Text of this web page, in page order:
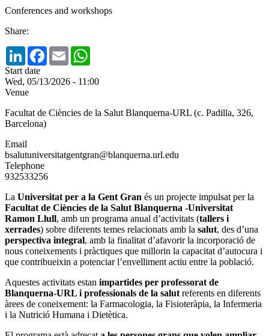
Conferences and workshops
Share:
LinkedInFacebook
Email
Start date
Wed, 05/13/2026 - 11:00
Venue
Facultat de Ciències de la Salut Blanquerna-URL (c. Padilla, 326,
Barcelona)
Email
bsalutuniversitatgentgran@blanquerna.url.edu
Telephone
932533256
La Universitat per a la Gent Gran és un projecte impulsat per la
Facultat de Ciències de la Salut Blanquerna -Universitat
Ramon Llull, amb un programa anual d’activitats (tallers i
xerrades) sobre diferents temes relacionats amb la salut, des d’una
perspectiva integral, amb la finalitat d’afavorir la incorporació de
nous coneixements i pràctiques que millorin la capacitat d’autocura i
que contribueixin a potenciar l’envelliment actiu entre la població.
Aquestes activitats estan impartides per professorat de
Blanquerna-URL i professionals de la salut referents en diferents
àrees de coneixement: la Farmacologia, la Fisioteràpia, la Infermeria
i la Nutrició Humana i Dietètica.